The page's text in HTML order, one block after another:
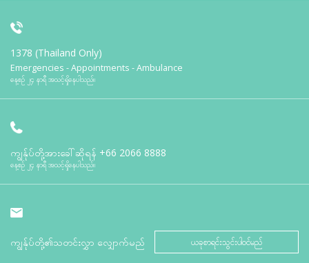
1378 (Thailand Only)
Emergencies - Appointments - Ambulance
နေ့စဉ် ၂၄ နာရီ အသင့်ရှိနေပါသည်။
ကျွန်ုပ်တို့အားခေါ်ဆိုရန် +66 2066 8888
နေ့စဉ် ၂၄ နာရီ အသင့်ရှိနေပါသည်။
ကျွန်ုပ်တို့၏သတင်းလွှာ လျှောက်မည် ယခုစာရင်းသွင်းပါဝင်မည်